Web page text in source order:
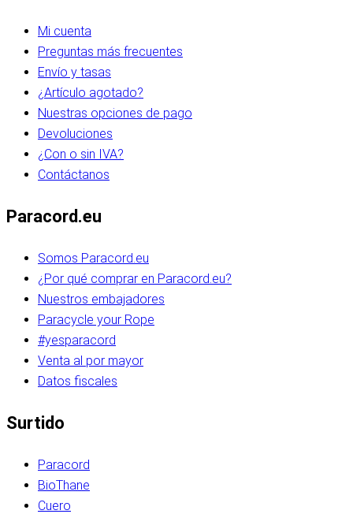
Mi cuenta
Preguntas más frecuentes
Envío y tasas
¿Artículo agotado?
Nuestras opciones de pago
Devoluciones
¿Con o sin IVA?
Contáctanos
Paracord.eu
Somos Paracord.eu
¿Por qué comprar en Paracord.eu?
Nuestros embajadores
Paracycle your Rope
#yesparacord
Venta al por mayor
Datos fiscales
Surtido
Paracord
BioThane
Cuero